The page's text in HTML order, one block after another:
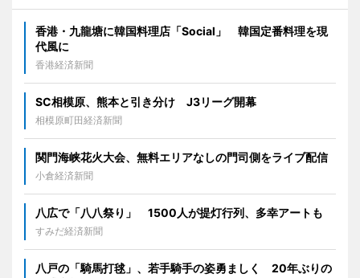
香港・九龍塘に韓国料理店「Social」 韓国定番料理を現
代風に
香港経済新聞
SC相模原、熊本と引き分け J3リーグ開幕
相模原町田経済新聞
関門海峡花火大会、無料エリアなしの門司側をライブ配信
小倉経済新聞
八広で「八八祭り」 1500人が提灯行列、多幸アートも
すみだ経済新聞
八戸の「騎馬打毬」、若手騎手の姿勇ましく 20年ぶりの